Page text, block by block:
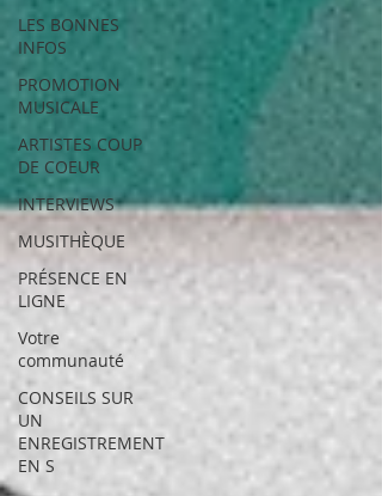
LES BONNES
INFOS
PROMOTION
MUSICALE
ARTISTES COUP
DE COEUR
INTERVIEWS
MUSITHÈQUE
PRÉSENCE EN
LIGNE
Votre
communauté
CONSEILS SUR
UN
ENREGISTREMENT
EN S